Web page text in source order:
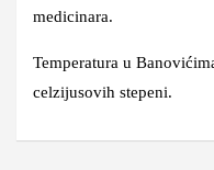
medicinara.
Temperatura u
celzijusovih stepeni.